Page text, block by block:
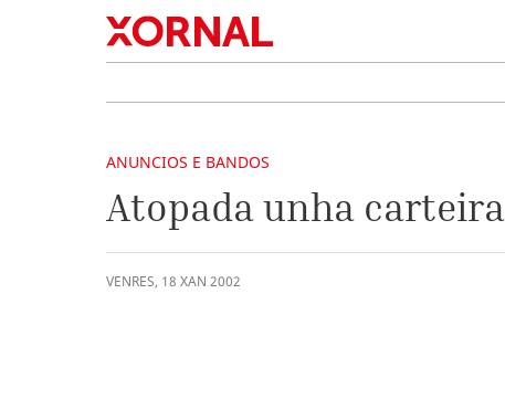
ANUNCIOS E BANDOS
Atopada unha
VENRES, 18 XAN 2002